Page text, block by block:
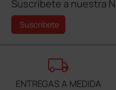
Suscríbete a nuestra
Suscríbete
local_shipping
ENTREGAS A MEDIDA